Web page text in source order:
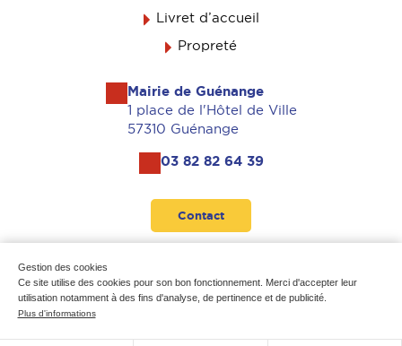
Gestion des cookies
Ce site utilise des cookies pour son bon fonctionnement. Merci d'accepter leur
utilisation notamment à des fins d'analyse, de pertinence et de publicité.
Plus d'informations
Livret d’accueil
Propreté
Mairie de Guénange
1 place de l'Hôtel de Ville
57310 Guénange
03 82 82 64 39
Contact